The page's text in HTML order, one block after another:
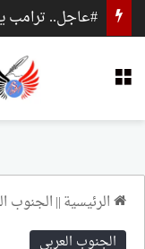
الرئيسية||الجنوب
الجنوب العربي